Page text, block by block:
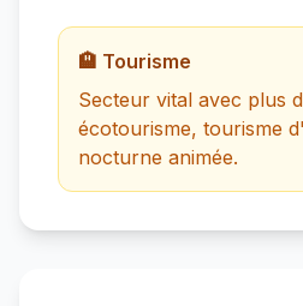
🏨 Tourisme
Secteur vital avec plus
écotourisme, tourisme
nocturne animée.